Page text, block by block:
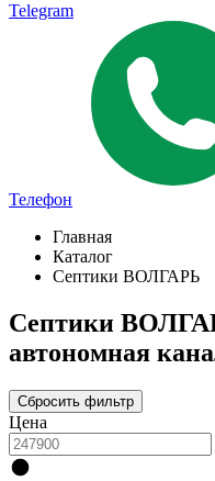
Telegram
Телефон
Главная
Каталог
Септики ВОЛГАРЬ
Септики
автономная
Сбросить фильтр
Цена